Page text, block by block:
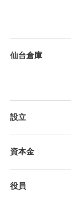
仙台倉庫
設立
資本金
役員